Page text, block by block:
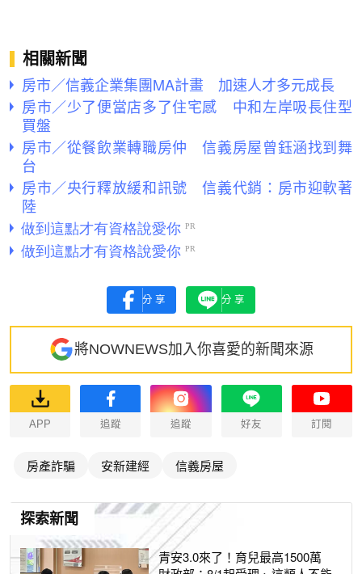
相關新聞
房市／信義企業集團MA計畫 加速人才多元成長
房市／少了便當店多了住宅感 中和左岸吸長住型
買盤
房市／從餐飲業轉職房仲 信義房屋曾鈺涵找到舞
台
房市／央行釋放緩和訊號 信義代銷：房市迎軟著
陸
分享 分享
將NOWNEWS加入你喜愛的新聞來源
APP 追蹤 追蹤 好友 訂閱
房產詐騙 安新建經 信義房屋
探索新聞
青安3.0來了！育兒最高1500萬